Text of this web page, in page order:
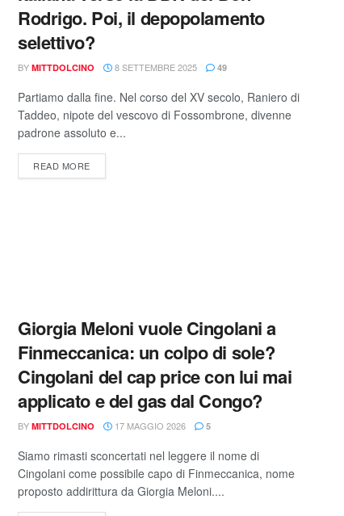
Rodrigo. Poi, il depopolamento
selettivo?
BY MITTDOLCINO 8 SETTEMBRE 2025 49
Partiamo dalla fine. Nel corso del XV secolo, Raniero di
Taddeo, nipote del vescovo di Fossombrone, divenne
padrone assoluto e...
READ MORE
Giorgia Meloni vuole Cingolani a
Finmeccanica: un colpo di sole?
Cingolani del cap price con lui mai
applicato e del gas dal Congo?
BY MITTDOLCINO 17 MAGGIO 2026 5
Siamo rimasti sconcertati nel leggere il nome di
Cingolani come possibile capo di Finmeccanica, nome
proposto addirittura da Giorgia Meloni....